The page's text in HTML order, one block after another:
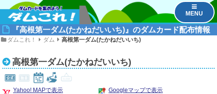
MENU
『高根第一ダム(たかねだいいち)』のダムカード配布情報
ダムこれ！ ダム 高根第一ダム(たかねだいいち)
高根第一ダム(たかねだいいち)
Yahoo! MAPで表示 Googleマップで表示